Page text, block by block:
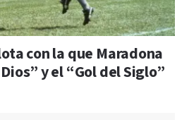
con la que Maradona
y el “Gol del Siglo”